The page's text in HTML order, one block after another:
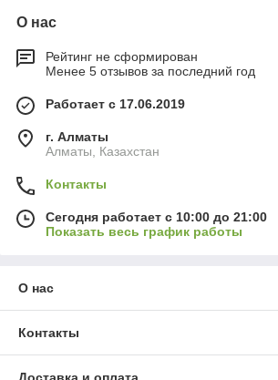
О нас
Рейтинг не сформирован
Менее 5 отзывов за последний год
Работает с 17.06.2019
г. Алматы
Алматы, Казахстан
Контакты
Сегодня работает с 10:00 до 21:00
Показать весь график работы
О нас
Контакты